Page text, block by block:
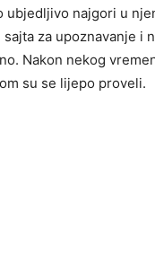
ubjedljivo najgori u
sajta za upoznavanje i
Nakon nekog
su se lijepo proveli.